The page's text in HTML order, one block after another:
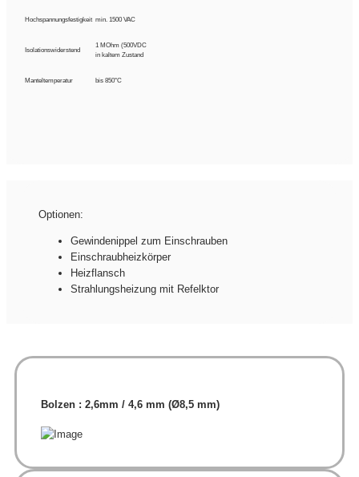
Hochspannungsfestigkeit min. 1500 VAC
Isolationswiderstend
1 MOhm (500VDC
in kaltem Zustand
Manteltemperatur bis 850°C
Optionen:
Gewindenippel zum Einschrauben
Einschraubheizkörper
Heizflansch
Strahlungsheizung mit Refelktor
Bolzen : 2,6mm / 4,6 mm (Ø8,5 mm)